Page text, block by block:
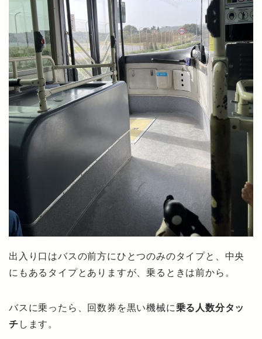
出入り口はバスの前方にひとつのみのタイプと、中央
にもあるタイプとありますが、乗るときは前から。
バスに乗ったら、回数券を黒い機械に乗る人数分タッ
チ します。